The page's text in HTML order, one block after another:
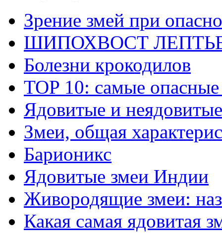
Зрение змей при
ШИПОХВОСТ
Болезни крокодилов
TOP 10: самые
Ядовитые и
Змеи, общая
Барионикс
Ядовитые змеи Индии
Живородящие змеи:
Какая самая ядовитая